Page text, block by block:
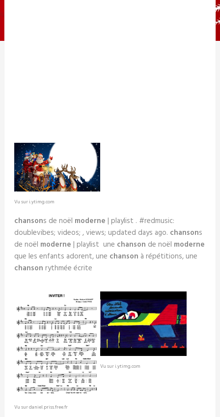
Vu sur i.ytimg.com
chansons de noël moderne | playlist . #redmusic:
doublevibes; videos; , views; updated days ago. chansons
de noël moderne | playlist une chanson de noël moderne
que les enfants adorent, une chanson à répétitions, une
chanson rythmée écrite
Vu sur daniel.priss.free.fr
Vu sur i.ytimg.com